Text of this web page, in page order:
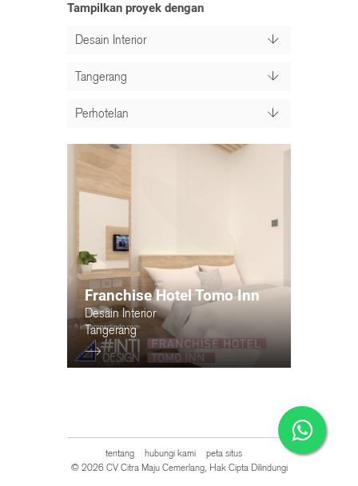
Tampilkan proyek dengan
Desain Interior
Tangerang
Perhotelan
Franchise Hotel Tomo Inn
Desain Interior
Tangerang
© 2026 CV Citra Maju Cemerlang, Hak Cipta Dilindungi
tentang hubungi kami peta situs